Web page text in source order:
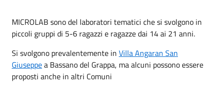
MICROLAB sono del laboratori tematici che si svolgono in
piccoli gruppi di 5-6 ragazzi e ragazze dai 14 ai 21 anni.
Si svolgono prevalentemente in Villa Angaran San
Giuseppea Bassano del Grappa, ma alcuni possono essere
proposti anche in altri Comuni